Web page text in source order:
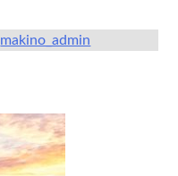
makino_admin